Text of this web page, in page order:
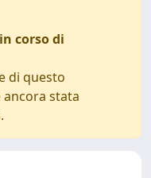
corso di
di questo
stata